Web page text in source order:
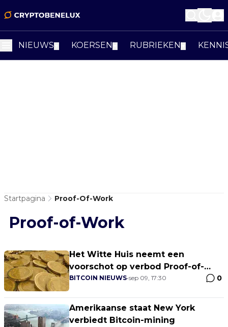
NIEUWS KOERSEN RUBRIEKEN
Startpagina Proof-Of-Work
Proof-of-Work
Het Witte Huis neemt een
voorschot op verbod Proof-of-
Work
BITCOIN NIEUWS•sep 09, 17:30 0
Amerikaanse staat New York
verbiedt Bitcoin-mining